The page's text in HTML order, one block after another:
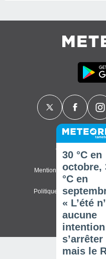
Contact
Mentions légales &
Politique de confidentialité
© 2026
30 °C en
octobre,
°C en
« L’été
aucune
s’arrêter
mais le